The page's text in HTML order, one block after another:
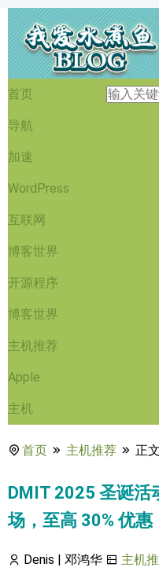
首页
导航
加速
WordPress
互联网
博客世界
开源程序
博客世界
主机推荐
Apple
主机
首页 主机推荐 正文
DMIT 2025 圣诞活
场，至高 30% 优惠
Denis | 邓鸿华 主机